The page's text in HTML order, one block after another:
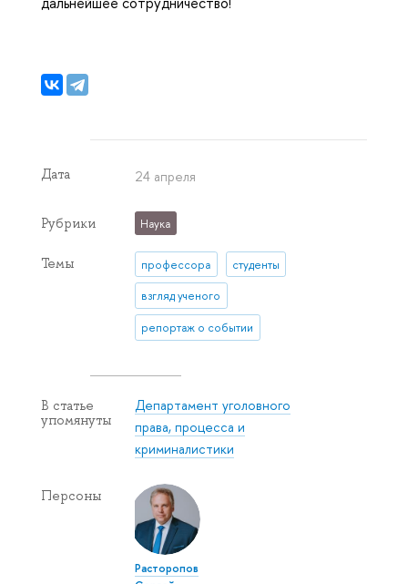
Дата 24 апреля
Рубрики Наука
Темы профессора студенты
взгляд ученого
репортаж о событии
В статье
упомянуты
Департамент уголовного
права, процесса и
криминалистики
Персоны
Расторопов